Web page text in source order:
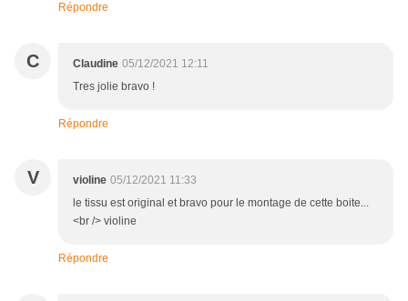
Répondre
C Claudine 05/12/2021 12:11
Tres jolie bravo !
Répondre
V violine 05/12/2021 11:33
le tissu est original et bravo pour le montage de cette boite...
<br /> violine
Répondre